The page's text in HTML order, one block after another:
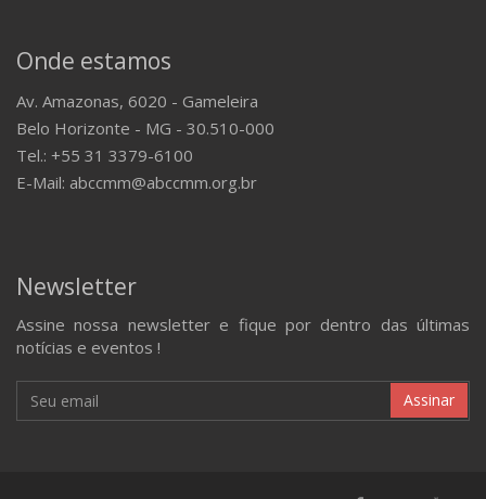
Onde estamos
Av. Amazonas, 6020 - Gameleira
Belo Horizonte - MG - 30.510-000
Tel.: +55 31 3379-6100
E-Mail: abccmm@abccmm.org.br
Newsletter
Assine nossa newsletter e fique por dentro das últimas
notícias e eventos !
Assinar